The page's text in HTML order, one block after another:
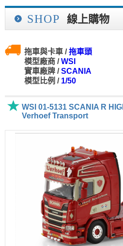
SHOP 線上購物
拖車與卡車 /拖車頭
模型廠商 /WSI
實車廠牌 /SCANIA
模型比例 / 1/50
WSI 01-5131 SCANIA R
Verhoef Transport